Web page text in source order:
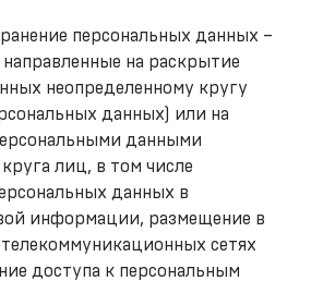
персональных данных –
на раскрытие
неопределенному кругу
данных) или на
данными
лиц, в том числе
данных в
информации, размещение в
сетях
доступа к персональным